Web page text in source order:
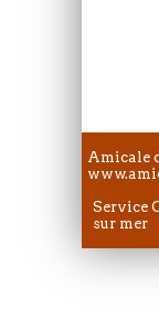
Amicale
Service
sur mer